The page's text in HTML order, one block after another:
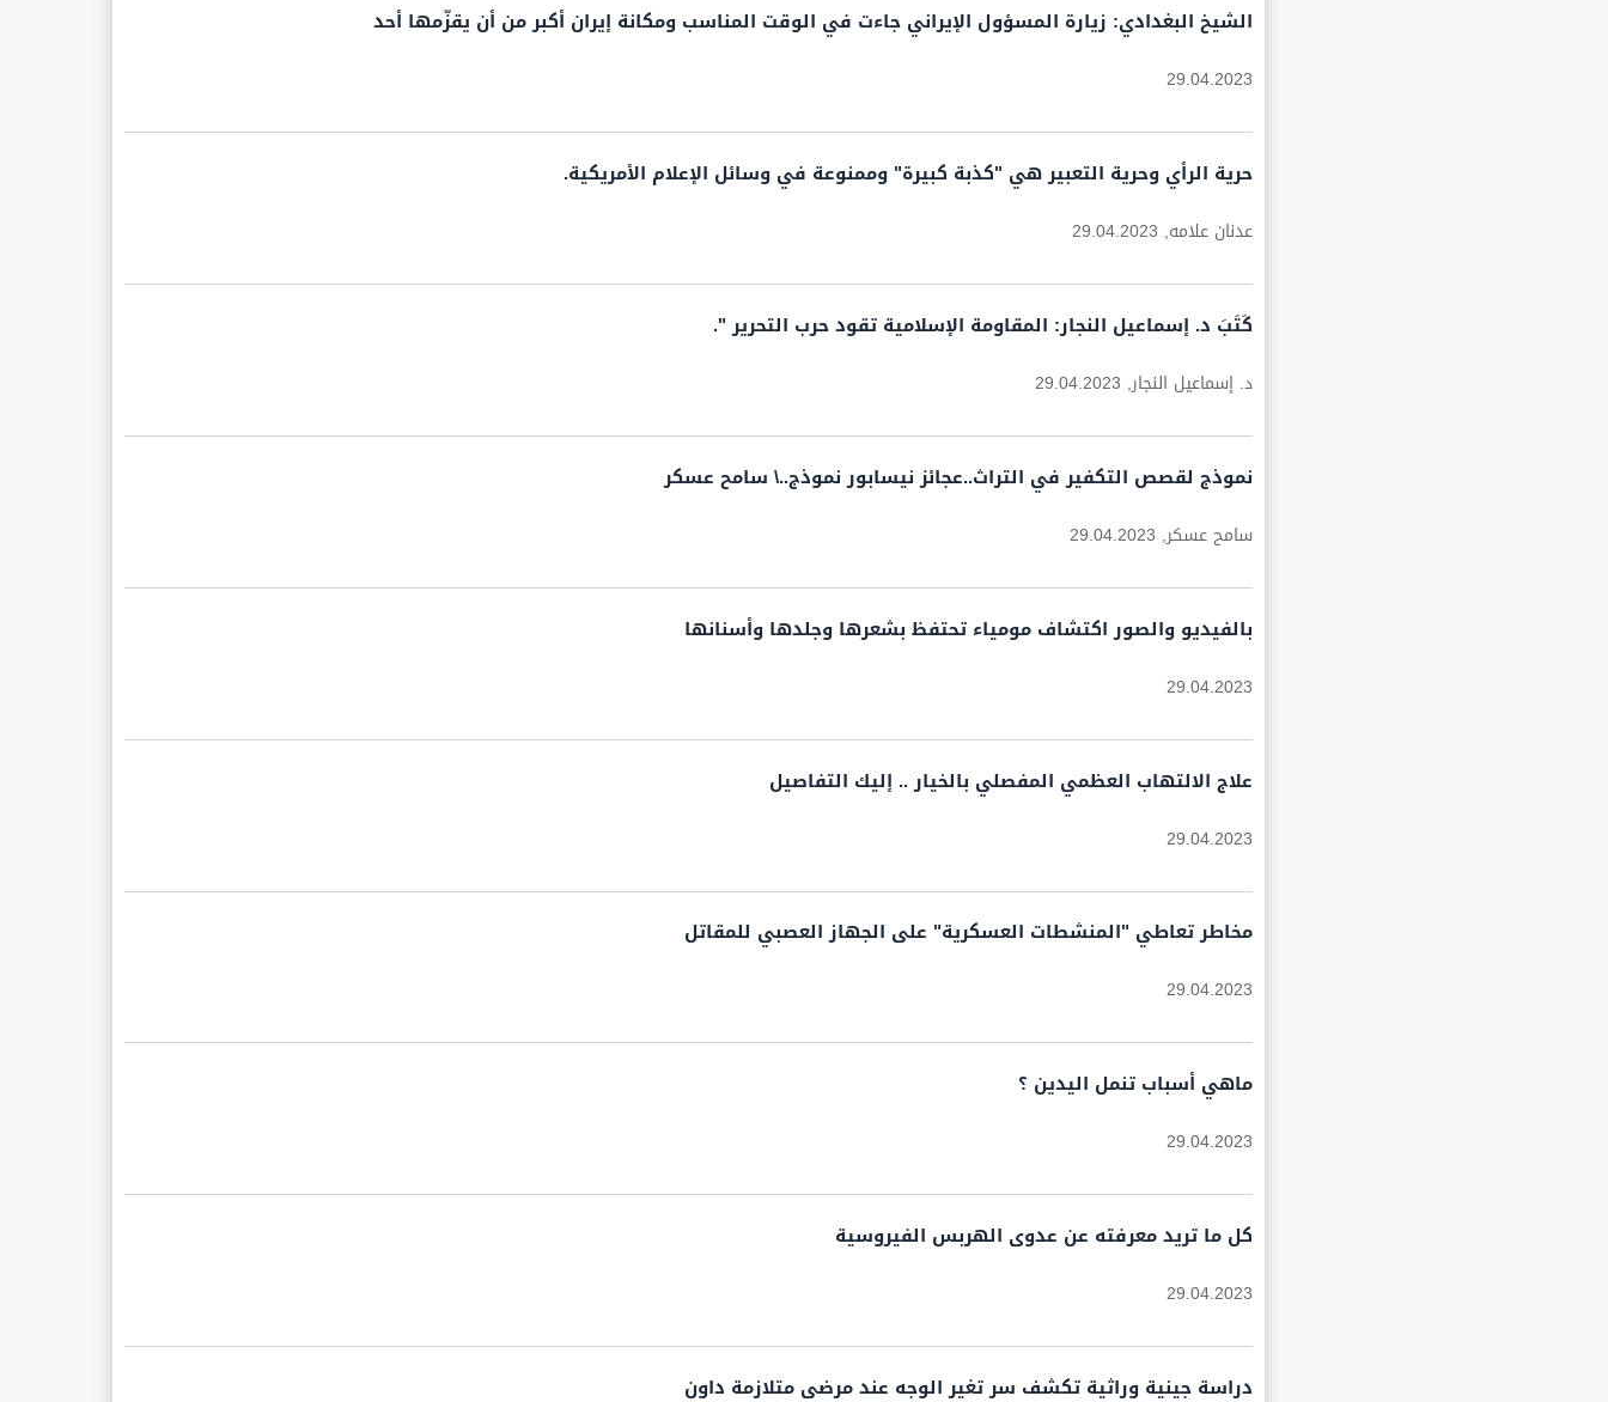
الشيخ البغدادي: زيارة المسؤول الإيراني جاءت في الوقت المناسب ومكانة إيران أكبر من أن يقزّمها أحد
29.04.2023
حرية الرأي وحرية التعبير هي "كذبة كبيرة" وممنوعة في وسائل الإعلام الأمريكية.
عدنان علامه, 29.04.2023
كَتَبَ د. إسماعيل النجار: المقاومة الإسلامية تقود حرب التحرير ".
د. إسماعيل النجار, 29.04.2023
نموذج لقصص التكفير في التراث..عجائز نيسابور نموذج..\ سامح عسكر
سامح عسكر, 29.04.2023
بالفيديو والصور اكتشاف مومياء تحتفظ بشعرها وجلدها وأسنانها
29.04.2023
علاج الالتهاب العظمي المفصلي بالخيار .. إليك التفاصيل
29.04.2023
مخاطر تعاطي "المنشطات العسكرية" على الجهاز العصبي للمقاتل
29.04.2023
ماهي أسباب تنمل اليدين ؟
29.04.2023
كل ما تريد معرفته عن عدوى الهربس الفيروسية
29.04.2023
دراسة جينية وراثية تكشف سر تغير الوجه عند مرضى متلازمة داون